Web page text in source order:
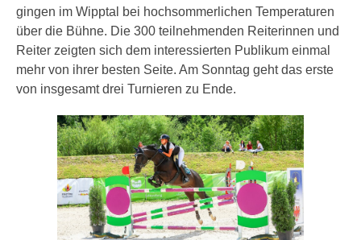
gingen im Wipptal bei hochsommerlichen Temperaturen
über die Bühne. Die 300 teilnehmenden Reiterinnen und
Reiter zeigten sich dem interessierten Publikum einmal
mehr von ihrer besten Seite. Am Sonntag geht das erste
von insgesamt drei Turnieren zu Ende.